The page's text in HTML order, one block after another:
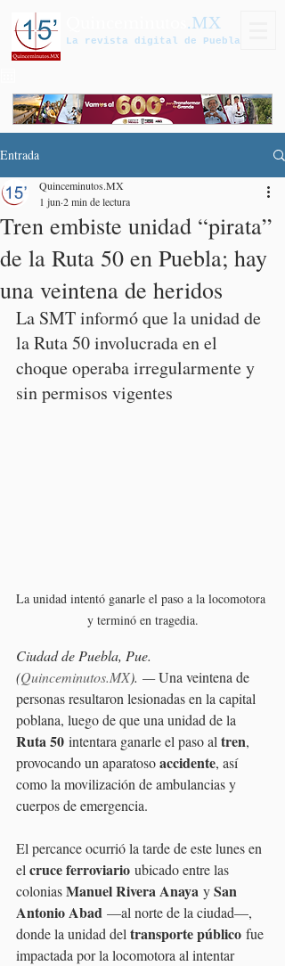
.MX
La revista digital de Puebla
Entrada
Tren embiste unidad “pirata”
de la Ruta 50 en Puebla; hay
una veintena de heridos
Quinceminutos.MX
1 jun 2 min de lectura
La SMT informó que la unidad de
la Ruta 50 involucrada en el
choque operaba irregularmente y
sin permisos vigentes
La unidad intentó ganarle el paso a la locomotora
y terminó en tragedia.
Ciudad de Puebla, Pue.
(Quinceminutos.MX). — Una veintena de
personas resultaron lesionadas en la capital
poblana, luego de que una unidad de la
Ruta 50 intentara ganarle el paso al tren,
provocando un aparatoso accidente, así
como la movilización de ambulancias y
cuerpos de emergencia.
El percance ocurrió la tarde de este lunes en
el cruce ferroviario ubicado entre las
colonias Manuel Rivera Anaya y San
Antonio Abad —al norte de la ciudad—,
donde la unidad del transporte público fue
impactada por la locomotora al intentar